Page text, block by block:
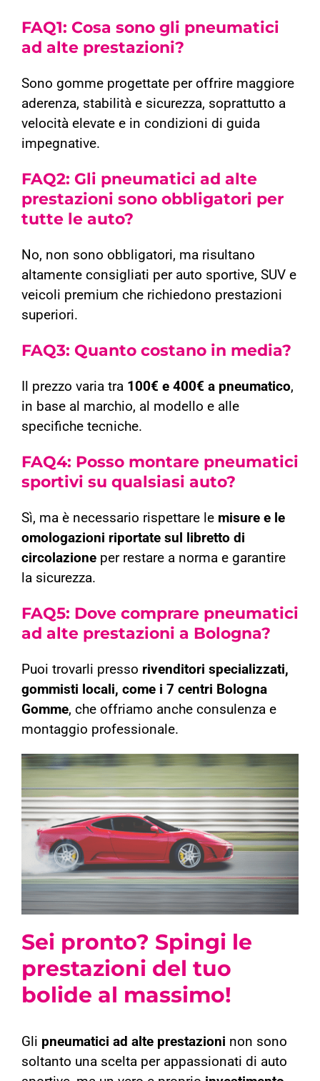
FAQ1: Cosa sono gli pneumatici
ad alte prestazioni?
Sono gomme progettate per offrire maggiore
aderenza, stabilità e sicurezza, soprattutto a
velocità elevate e in condizioni di guida
impegnative.
FAQ2: Gli pneumatici ad alte
prestazioni sono obbligatori per
tutte le auto?
No, non sono obbligatori, ma risultano
altamente consigliati per auto sportive, SUV e
veicoli premium che richiedono prestazioni
superiori.
FAQ3: Quanto costano in media?
Il prezzo varia tra 100€ e 400€ a pneumatico,
in base al marchio, al modello e alle
specifiche tecniche.
FAQ4: Posso montare pneumatici
sportivi su qualsiasi auto?
Sì, ma è necessario rispettare le misure e le
omologazioni riportate sul libretto di
circolazioneper restare a norma e garantire
la sicurezza.
FAQ5: Dove comprare pneumatici
ad alte prestazioni a Bologna?
Puoi trovarli presso rivenditori specializzati,
gommisti locali, come i 7 centri Bologna
Gomme, che offriamo anche consulenza e
montaggio professionale.
Sei pronto? Spingi le
prestazioni del tuo
bolide al massimo!
Gli pneumatici ad alte prestazioni non sono
soltanto una scelta per appassionati di auto